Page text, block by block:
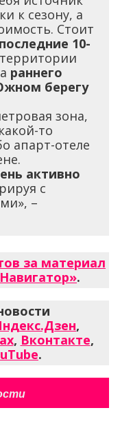
к сезону, а
Стоит
10-
раннего
берегу
зона,
то
апарт-отеле
активно
с
–
за материал
.
,
, Вконтакте,
.